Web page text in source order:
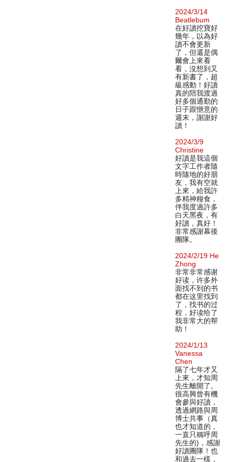
2024/3/14
Beatlebum
在好讀挖寶好
幾年，以為好
讀不會更新
了，但還是偶
爾會上來看
看，沒想到又
有新書了，超
級感動！好讀
真的陪我渡過
好多個通勤的
日子跟愜意的
週末，謝謝好
讀！
2024/3/9
Christine
好讀是我這個
文字工作者隨
時隨地的好朋
友，我有空就
上來，給我許
多精神糧食，
伴我度過許多
白天黑夜，有
好讀，真好！
非常感謝幕後
團隊。
2024/2/19 He
Zhong
非常非常感谢
好读，许多外
面找不到的书
都在这里找到
了，找书的过
程，好读给了
我非常大的帮
助！
2024/1/13
Vanessa
Chen
隔了七年才又
上來，才知周
先生離開了。
很高興曾有機
會參與好讀，
透過網路與周
博士共事（真
也才知道的，
一直只稱呼周
先生的)，感謝
好讀團隊！也
和過去一樣，